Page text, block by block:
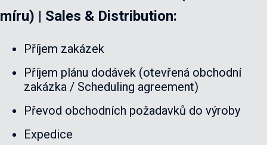
míru) | Sales & Distribution:
Příjem zakázek
Příjem plánu dodávek (otevřená obchodní
zakázka / Scheduling agreement)
Převod obchodních požadavků do výroby
Expedice